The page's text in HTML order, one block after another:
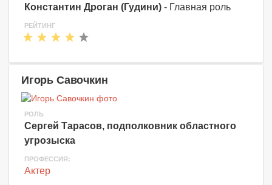
Константин Дроган (Гудини) - Главная роль
РЕЙТИНГ
Игорь Савочкин
РОЛЬ
Сергей Тарасов, подполковник областного
угрозыска
ПРОФЕССИЯ:
Актер